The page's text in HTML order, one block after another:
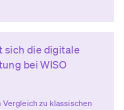
sich die digitale
bei WISO
zu klassischen